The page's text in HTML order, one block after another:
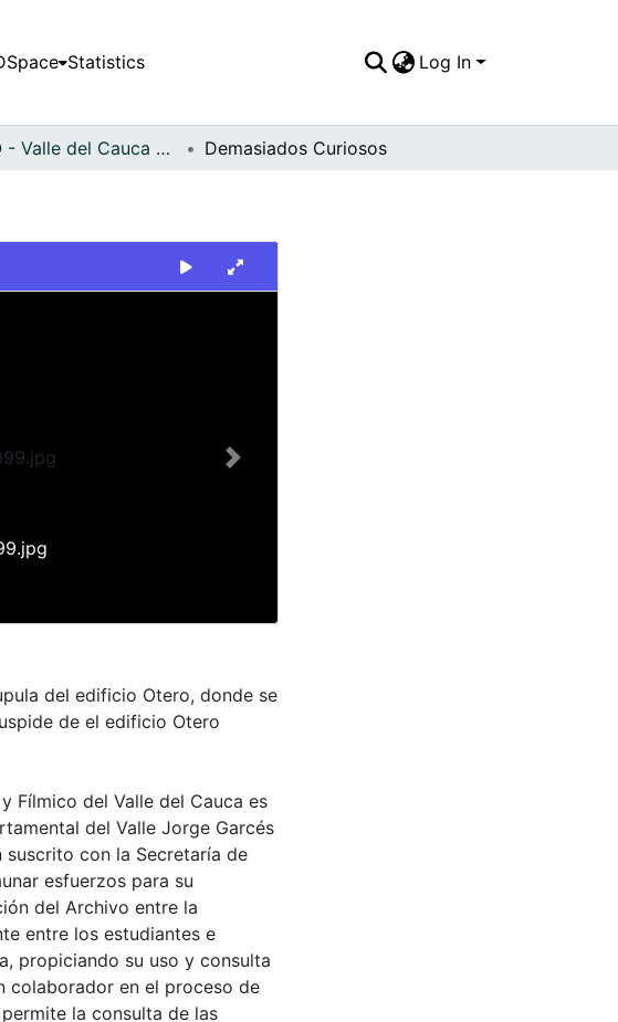
Statistics Log In
FFDO - Valle del Cauca - Patrimonial Demasiados Curiosos
Next
del edificio Otero, donde se
de el edificio Otero
Fílmico del Valle del Cauca es
del Valle Jorge Garcés
con la Secretaría de
esfuerzos para su
del Archivo entre la
entre los estudiantes e
propiciando su uso y consulta
colaborador en el proceso de
la consulta de las